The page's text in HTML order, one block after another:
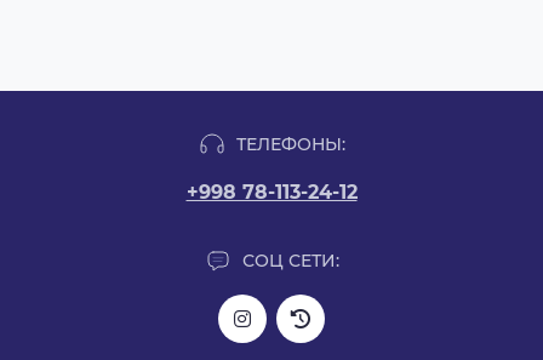
ТЕЛЕФОНЫ:
+998 78-113-24-12
СОЦ СЕТИ: